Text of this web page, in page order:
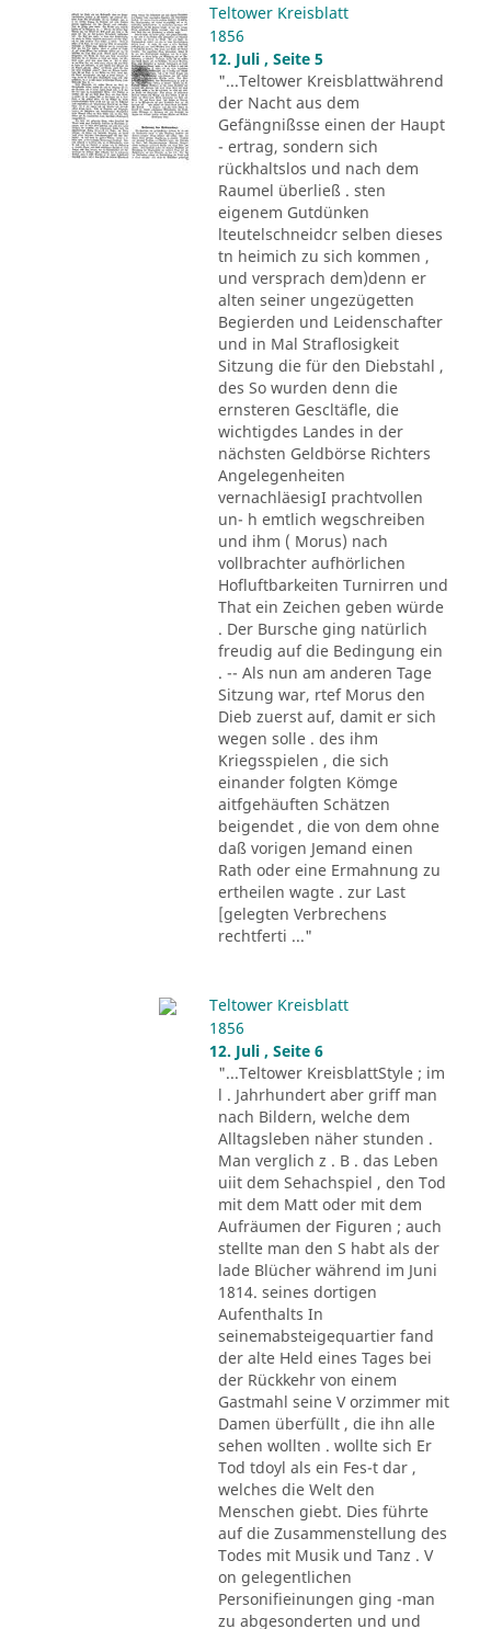
Teltower Kreisblatt
1856
12. Juli , Seite 5
"...Teltower Kreisblattwährend
der Nacht aus dem
Gefängnißsse einen der Haupt
- ertrag, sondern sich
rückhaltslos und nach dem
Raumel überließ . sten
eigenem Gutdünken
lteutelschneidcr selben dieses
tn heimich zu sich kommen ,
und versprach dem)denn er
alten seiner ungezügetten
Begierden und Leidenschafter
und in Mal Straflosigkeit
Sitzung die für den Diebstahl ,
des So wurden denn die
ernsteren Gescltäfle, die
wichtigdes Landes in der
nächsten Geldbörse Richters
Angelegenheiten
vernachläesigI prachtvollen
un- h emtlich wegschreiben
und ihm ( Morus) nach
vollbrachter aufhörlichen
Hofluftbarkeiten Turnirren und
That ein Zeichen geben würde
. Der Bursche ging natürlich
freudig auf die Bedingung ein
. -- Als nun am anderen Tage
Sitzung war, rtef Morus den
Dieb zuerst auf, damit er sich
wegen solle . des ihm
Kriegsspielen , die sich
einander folgten Kömge
aitfgehäuften Schätzen
beigendet , die von dem ohne
daß vorigen Jemand einen
Rath oder eine Ermahnung zu
ertheilen wagte . zur Last
[gelegten Verbrechens
rechtferti ..."
Teltower Kreisblatt
1856
12. Juli , Seite 6
"...Teltower KreisblattStyle ; im
l . Jahrhundert aber griff man
nach Bildern, welche dem
Alltagsleben näher stunden .
Man verglich z . B . das Leben
uiit dem Sehachspiel , den Tod
mit dem Matt oder mit dem
Aufräumen der Figuren ; auch
stellte man den S habt als der
lade Blücher während im Juni
1814. seines dortigen
Aufenthalts In
seinemabsteigequartier fand
der alte Held eines Tages bei
der Rückkehr von einem
Gastmahl seine V orzimmer mit
Damen überfüllt , die ihn alle
sehen wollten . wollte sich Er
Tod tdoyl als ein Fes-t dar ,
welches die Welt den
Menschen giebt. Dies führte
auf die Zusammenstellung des
Todes mit Musik und Tanz . V
on gelegentlichen
Personifieinungen ging -man
zu abgesonderten und und